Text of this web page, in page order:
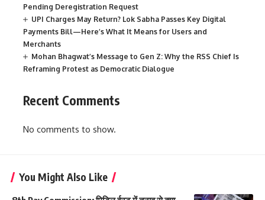
Pending Deregistration Request
UPI Charges May Return? Lok Sabha Passes Key Digital
Payments Bill—Here’s What It Means for Users and
Merchants
Mohan Bhagwat’s Message to Gen Z: Why the RSS Chief Is
Reframing Protest as Democratic Dialogue
Recent Comments
No comments to show.
You Might Also Like